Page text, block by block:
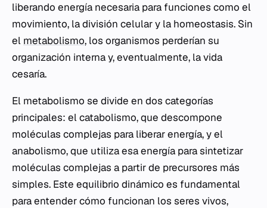
liberando energía necesaria para funciones como el
movimiento, la división celular y la homeostasis. Sin
el metabolismo, los organismos perderían su
organización interna y, eventualmente, la vida
cesaría.
El metabolismo se divide en dos categorías
principales: elcatabolismo, que descompone
moléculas complejas para liberar energía, y el
anabolismo, que utiliza esa energía para sintetizar
moléculas complejas a partir de precursores más
simples. Este equilibrio dinámico es fundamental
para entender cómo funcionan los seres vivos,